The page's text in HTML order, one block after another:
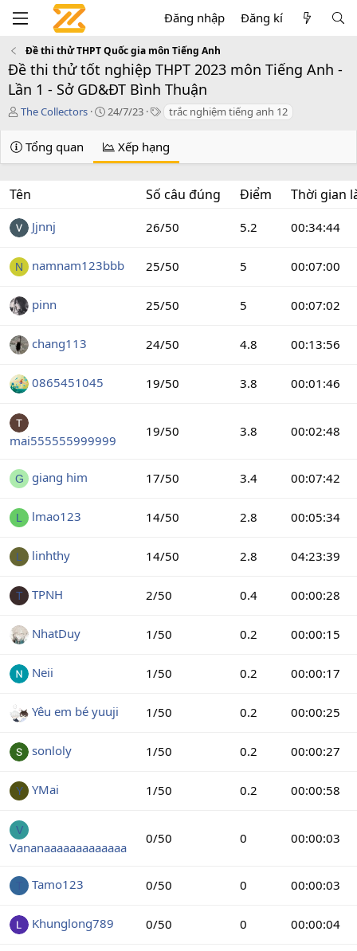
Đăng nhập Đăng kí
Đề thi thử THPT Quốc gia môn Tiếng Anh
Đề thi thử tốt nghiệp THPT 2023 môn Tiếng Anh -
Lần 1 - Sở GD&ĐT Bình Thuận
T
g
i
The Collectors
C
a
t
e
24/7/23
T
s
trắc nghiệm tiếng anh 12
Tổng quan Xếp hạng
Tên Số câu đúng Điểm Thời gian
Jjnnj 26/50 5.2 00:34:44
N namnam123bbb 25/50 5 00:07:00
pinn 25/50 5 00:07:02
chang113 24/50 4.8 00:13:56
0865451045 19/50 3.8 00:01:46
mai555555999999
19/50 3.8 00:02:48
G giang him 17/50 3.4 00:07:42
L lmao123 14/50 2.8 00:05:34
L linhthy 14/50 2.8 04:23:39
T TPNH 2/50 0.4 00:00:28
NhatDuy 1/50 0.2 00:00:15
Neii 1/50 0.2 00:00:17
Yêu em bé yuuji 1/50 0.2 00:00:25
sonloly 1/50 0.2 00:00:27
Y YMai 1/50 0.2 00:00:58
V
Vananaaaaaaaaaaaaa
0/50 0 00:00:03
Tamo123 0/50 0 00:00:03
Khunglong789 0/50 0 00:00:04